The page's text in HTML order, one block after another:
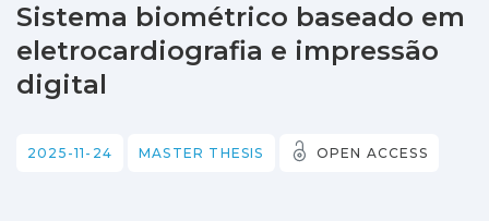
Statistics
Sistema biométrico baseado em
eletrocardiografia e impressão
digital
2025-11-24 MASTER THESIS OPEN ACCESS